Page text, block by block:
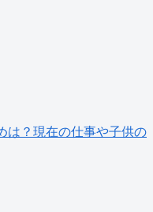
は？現在の仕事や子供の